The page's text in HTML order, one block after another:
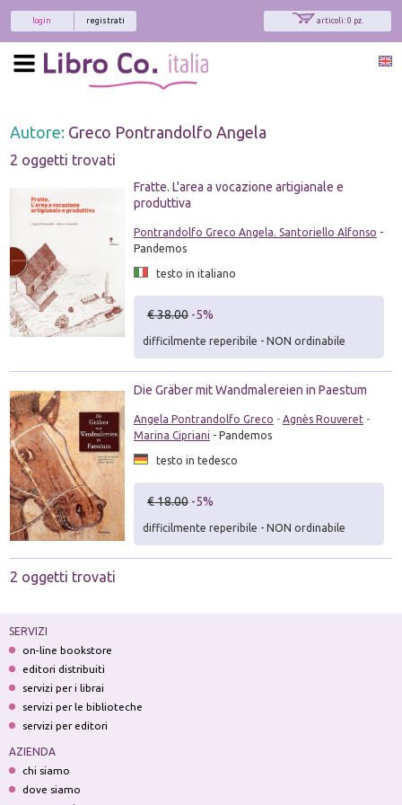
articoli: 0 pz.
registrati
login
Autore: Greco Pontrandolfo Angela
2 oggetti trovati
Fratte. L'area a vocazione artigianale e
produttiva
Pontrandolfo Greco Angela. Santoriello Alfonso -
Pandemos
testo in italiano
€ 38.00 -5%
difficilmente reperibile - NON ordinabile
Die Gräber mit Wandmalereien in Paestum
Angela Pontrandolfo Greco - Agnès Rouveret-
Marina Cipriani - Pandemos
testo in tedesco
€ 18.00 -5%
difficilmente reperibile - NON ordinabile
2 oggetti trovati
SERVIZI
on-line bookstore
editori distribuiti
servizi per i librai
servizi per le biblioteche
servizi per editori
AZIENDA
chi siamo
dove siamo